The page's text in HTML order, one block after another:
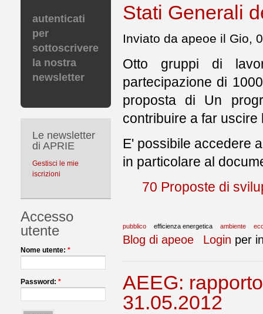
autenticati
per
sottoscrivere
la nostra
newsletter
Le newsletter
di APRIE
Gestisci le mie
iscrizioni
Accesso
utente
Nome utente: *
Password: *
Stati Generali
Inviato da apeoe il Gio,
Otto gruppi di
partecipazione di
proposta di Un
contribuire a far uscire
E' possibile accedere
in particolare al
70 Proposte di
pubblico efficienza energetica ambiente
Blog di apeoe Login per
AEEG:
31.05.2012